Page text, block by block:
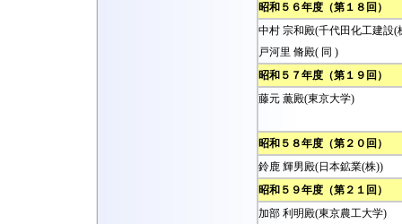
昭和５６年度（第１８回）
中村 宗和殿(千代田化工建設(
戸河里 脩殿( 同 )
昭和５７年度（第１９回）
藤元 薫殿(東京大学)
昭和５８年度（第２０回）
鈴鹿 輝男殿(日本鉱業(株))
昭和５９年度（第２１回）
加部 利明殿(東京農工大学)